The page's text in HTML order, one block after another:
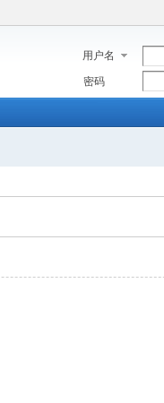
用户名
密码